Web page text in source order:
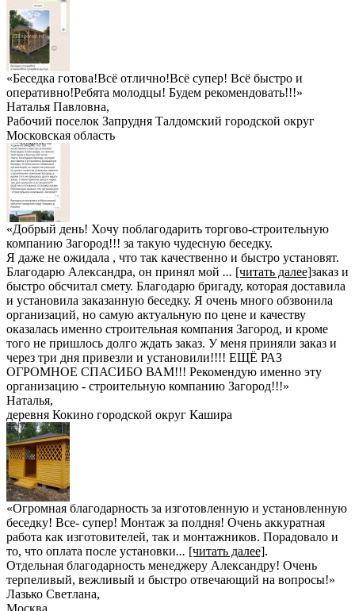
«Беседка готова!Всё отлично!Всё супер! Всё быстро и
оперативно!Ребята молодцы! Будем рекомендовать!!!»
Наталья Павловна,
Рабочий поселок Запрудня Талдомский городской округ
Московская область
«Добрый день! Хочу поблагодарить торгово-строительную
компанию Загород!!! за такую чудесную беседку.
Я даже не ожидала , что так качественно и быстро установят.
Благодарю Александра, он принял мой ... [читать далее]заказ и
быстро обсчитал смету. Благодарю бригаду, которая доставила
и установила заказанную беседку. Я очень много обзвонила
организаций, но самую актуальную по цене и качеству
оказалась именно строительная компания Загород, и кроме
того не пришлось долго ждать заказ. У меня приняли заказ и
через три дня привезли и установили!!!! ЕЩЁ РАЗ
ОГРОМНОЕ СПАСИБО ВАМ!!! Рекомендую именно эту
организацию - строительную компанию Загород!!!»
Наталья,
деревня Кокино городской округ Кашира
«Огромная благодарность за изготовленную и установленную
беседку! Все- супер! Монтаж за полдня! Очень аккуратная
работа как изготовителей, так и монтажников. Порадовало и
то, что оплата после установки... [читать далее].
Отдельная благодарность менеджеру Александру! Очень
терпеливый, вежливый и быстро отвечающий на вопросы!»
Лазько Светлана,
Москва